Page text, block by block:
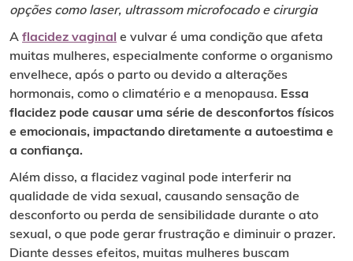
opções como laser, ultrassom microfocado e cirurgia
A flacidez vaginal e vulvar é uma condição que afeta
muitas mulheres, especialmente conforme o organismo
envelhece, após o parto ou devido a alterações
hormonais, como o climatério e a menopausa. Essa
flacidez pode causar uma série de desconfortos físicos
e emocionais, impactando diretamente a autoestima e
a confiança.
Além disso, a flacidez vaginal pode interferir na
qualidade de vida sexual, causando sensação de
desconforto ou perda de sensibilidade durante o ato
sexual, o que pode gerar frustração e diminuir o prazer.
Diante desses efeitos, muitas mulheres buscam